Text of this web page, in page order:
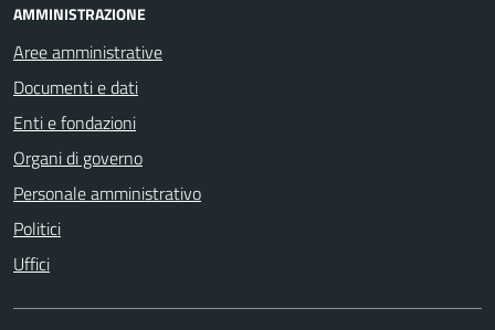
AMMINISTRAZIONE
Aree amministrative
Documenti e dati
Enti e fondazioni
Organi di governo
Personale amministrativo
Politici
Uffici